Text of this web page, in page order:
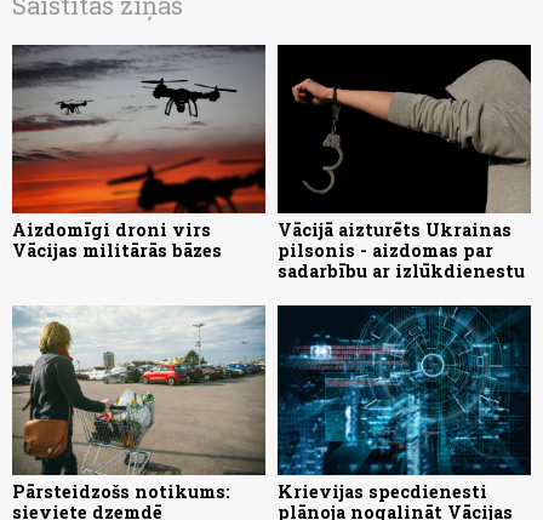
Aizdomīgi droni virs
Vācijas militārās bāzes
Vācijā aizturēts Ukrainas
pilsonis - aizdomas par
sadarbību ar izlūkdienestu
Pārsteidzošs notikums:
sieviete dzemdē
Krievijas specdienesti
plānoja nogalināt Vācijas